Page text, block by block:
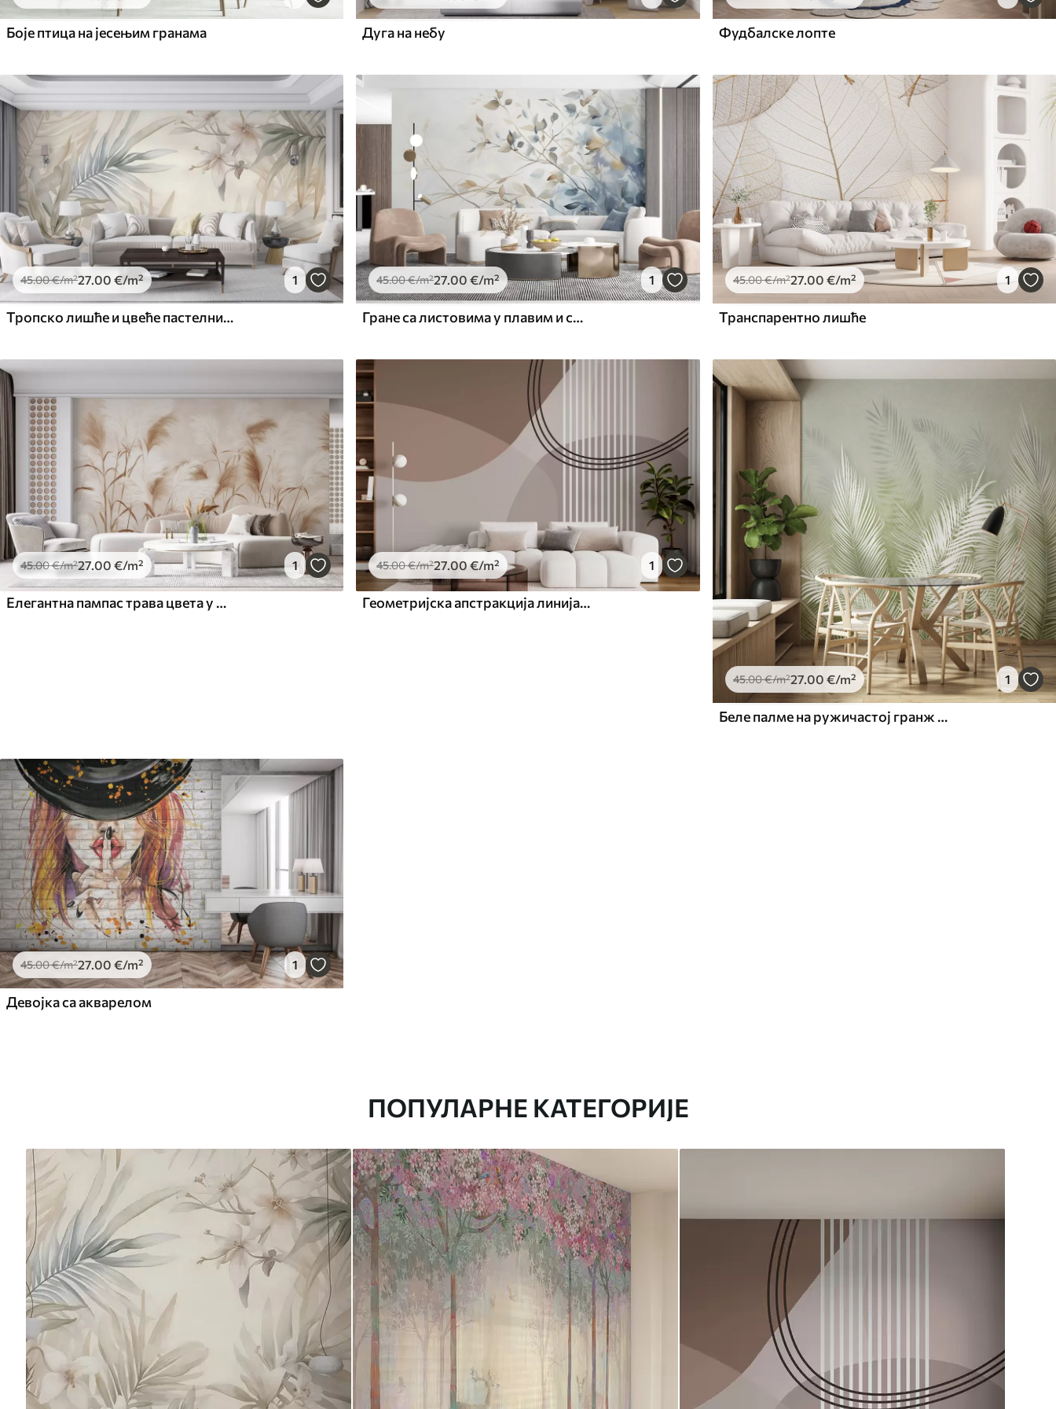
65.0039.00€/m² 81 .6749.00€/m²
Боје птица на јесењим гранама Дуга на небу Фудбалске лопте
45.00€/m²27.00 €/m² 1
Тропско лишће и цвеће пастелних боја, са светло зеленим, кремастим и суптилним ружичастим
45.00€/m²27.00 €/m² 1
Гране са листовима у плавим и смеђим тоновима, светле позадине, меке и нежне, акварел стил
45.00€/m²27.00 €/m² 1
Транспарентно лишће
45.00€/m²27 .00 €/m² 1
Елегантна пампас трава цвета у меким беж и млечним тоновима
45.00€/m²27.00 €/m² 1
Геометријска апстракција линија и круг минимализам модеран стил
45.00€/m²27.00 €/m² 1
Беле палме на ружичастој гранж позадини. у зеленим бојама
45.00€/m²27.00 €/m² 1
Девојка са акварелом
ПОПУЛАРНЕ КАТЕГОРИЈЕ